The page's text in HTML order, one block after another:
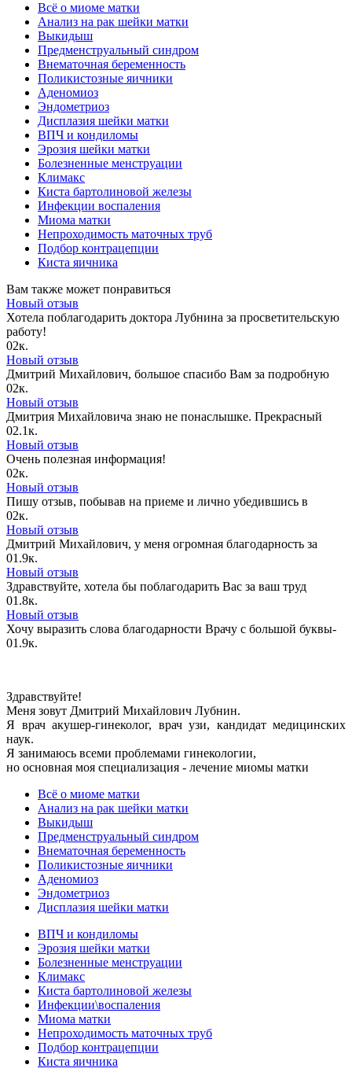
Всё о миоме матки
Анализ на рак шейки матки
Выкидыш
Предменструальный синдром
Внематочная беременность
Поликистозные яичники
Аденомиоз
Эндометриоз
Дисплазия шейки матки
ВПЧ и кондиломы
Эрозия шейки матки
Болезненные менструации
Климакс
Киста бартолиновой железы
Инфекции воспаления
Миома матки
Непроходимость маточных труб
Подбор контрацепции
Киста яичника
Вам также может понравиться
Новый отзыв
Хотела поблагодарить доктора Лубнина за просветительскую
работу!
02к.
Новый отзыв
Дмитрий Михайлович, большое спасибо Вам за подробную
02к.
Новый отзыв
Дмитрия Михайловича знаю не понаслышке. Прекрасный
02.1к.
Новый отзыв
Очень полезная информация!
02к.
Новый отзыв
Пишу отзыв, побывав на приеме и лично убедившись в
02к.
Новый отзыв
Дмитрий Михайлович, у меня огромная благодарность за
01.9к.
Новый отзыв
Здравствуйте, хотела бы поблагодарить Вас за ваш труд
01.8к.
Новый отзыв
Хочу выразить слова благодарности Врачу с большой буквы-
01.9к.
Здравствуйте!
Меня зовут Дмитрий Михайлович Лубнин.
Я врач акушер-гинеколог, врач узи, кандидат медицинских
наук.
Я занимаюсь всеми проблемами гинекологии,
но основная моя специализация - лечение миомы матки
Всё о миоме матки
Анализ на рак шейки матки
Выкидыш
Предменструальный синдром
Внематочная беременность
Поликистозные яичники
Аденомиоз
Эндометриоз
Дисплазия шейки матки
ВПЧ и кондиломы
Эрозия шейки матки
Болезненные менструации
Климакс
Киста бартолиновой железы
Инфекции\воспаления
Миома матки
Непроходимость маточных труб
Подбор контрацепции
Киста яичника